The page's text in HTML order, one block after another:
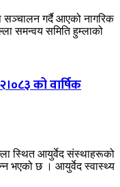
सञ्चालन गर्दै आएको नागरिक
समन्वय समिति हुम्लाको
को वार्षिक
स्थित आयुर्वेद संस्थाहरूको
भएको छ । आयुर्वेद स्वास्थ्य